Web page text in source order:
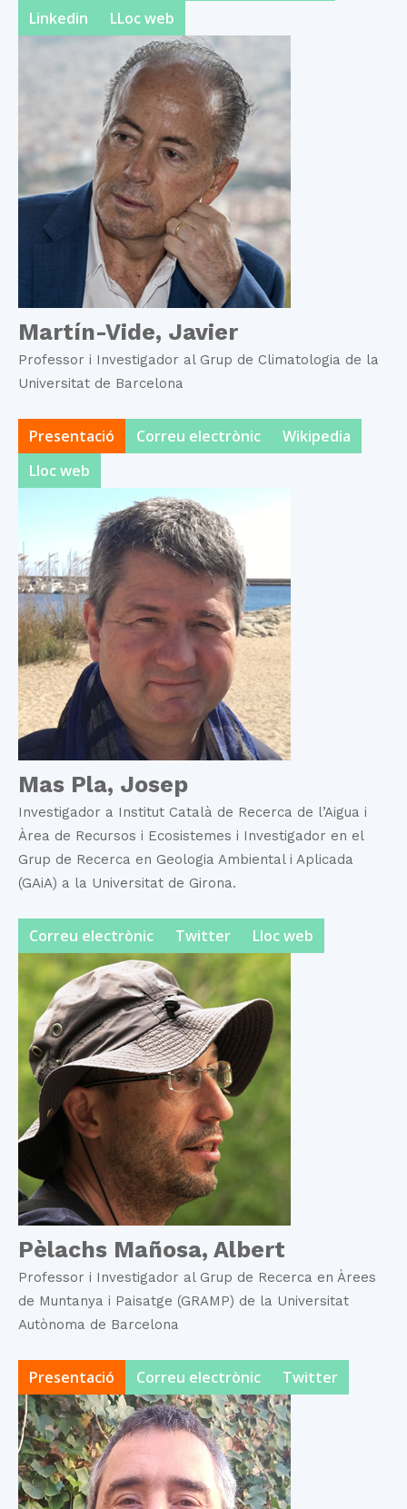
Linkedin LLoc web
Martín-Vide, Javier
Professor i Investigador al Grup de Climatologia de la
Universitat de Barcelona
Presentació Correu electrònic
Wikipedia
Lloc web
Mas Pla, Josep
Investigador a Institut Català de Recerca de l’Aigua i
Àrea de Recursos i Ecosistemes i Investigador en el
Grup de Recerca en Geologia Ambiental i Aplicada
(GAiA) a la Universitat de Girona.
Correu electrònic Twitter Lloc web
Pèlachs Mañosa, Albert
Professor i Investigador al Grup de Recerca en Àrees
de Muntanya i Paisatge (GRAMP) de la Universitat
Autònoma de Barcelona
Presentació Correu electrònic Twitter